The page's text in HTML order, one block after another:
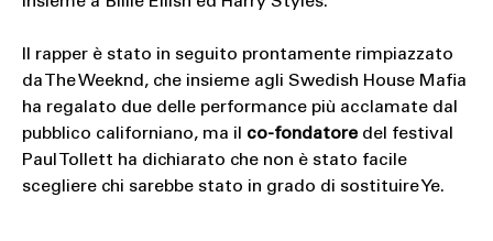
Il rapper è stato in seguito prontamente rimpiazzato
da The Weeknd, che insieme agli Swedish House Mafia
ha regalato due delle performance più acclamate dal
pubblico californiano, ma il co-fondatoredel festival
Paul Tollett ha dichiarato che non è stato facile
scegliere chi sarebbe stato in grado di sostituire Ye.